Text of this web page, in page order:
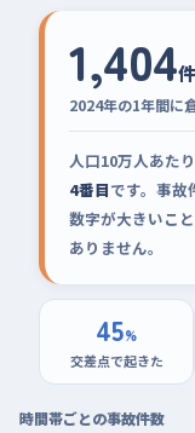
1,404件
2024年の1年間に
人口10万人あた
4番目です。事故
数字が大きいこ
ありません。
45%
交差点で起きた
時間帯ごとの事故件数